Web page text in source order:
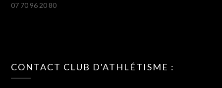
07 70 96 20 80
CONTACT CLUB D'ATHLÉTISME :